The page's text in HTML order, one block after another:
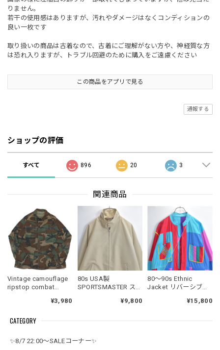
CATEGORY
✨8/7 22:00～SALEコーナー✨
りません。
若干の使用感はありますが、汚れやダメージはなくコンディションの
良い一枚です
取り扱いの商品は古着なので、古着にご理解がない方や、神経質な方
は恐れ入りますが、トラブル回避のために購入をご遠慮ください
この商品をアプリで見る
通報する
ショップの評価
すべて 896 20 3
関連商品
Vintage camouflage
ripstop combat
¥3,980
80s USA製
SPORTSMASTER スポ
イヤー スポーツジャ
ウィングトップ ベー
ン ヴィンテージ ビン
テージ アメリカ古着
¥9,800
80～90s Ethnic
Jacket リバーシブル
ッチ デザイン ボタン
衣装 クレイジーパタ
¥15,800